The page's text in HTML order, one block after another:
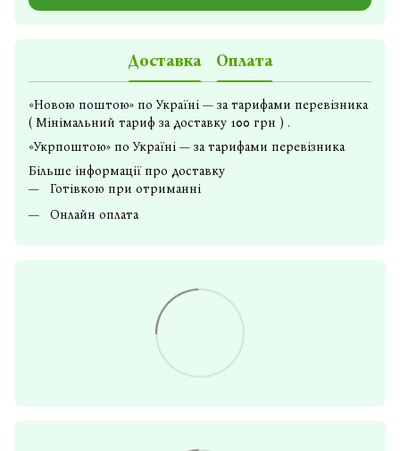
Доставка Оплата
«Новою поштою» по Україні — за тарифами перевізника
( Мінімальний тариф за доставку 100 грн ) .
«Укрпоштою» по Україні — за тарифами перевізника
Більше інформації про доставку
Готівкою при отриманні
Онлайн оплата